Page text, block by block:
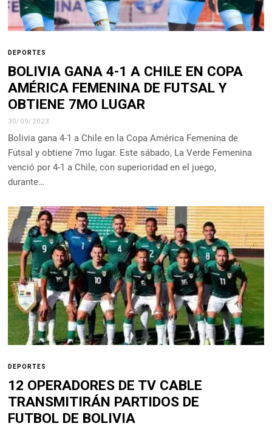
DEPORTES
BOLIVIA GANA 4-1 A CHILE EN COPA
AMÉRICA FEMENINA DE FUTSAL Y
OBTIENE 7MO LUGAR
30/09/2023
Bolivia gana 4-1 a Chile en la Copa América Femenina de
Futsal y obtiene 7mo lugar. Este sábado, La Verde Femenina
venció por 4-1 a Chile, con superioridad en el juego,
durante…
DEPORTES
12 OPERADORES DE TV CABLE
TRANSMITIRÁN PARTIDOS DE
FUTBOL DE BOLIVIA